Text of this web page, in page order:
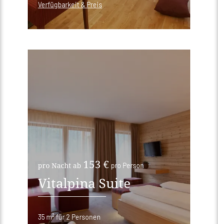
Verfügbarkeit & Preis
pro Nacht ab 153 € pro Person
Vitalpina Suite
35 m²für 2 Personen